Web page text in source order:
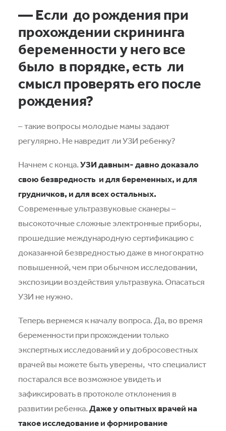
— Если до рождения при
прохождении скрининга
беременности у него все
было в порядке, есть ли
смысл проверять его после
рождения?
– такие вопросы молодые мамы задают
регулярно. Не навредит ли УЗИ ребенку?
Начнем с конца.УЗИ давным- давно доказало
свою безвредность и для беременных, и для
грудничков, и для всех остальных.
Современные ультразвуковые сканеры –
высокоточные сложные электронные приборы,
прошедшие международную сертификацию с
доказанной безвредностью даже в многократно
повышенной, чем при обычном исследовании,
экспозиции воздействия ультразвука. Опасаться
УЗИ не нужно.
Теперь вернемся к началу вопроса. Да, во время
беременности при прохождении только
экспертных исследований и у добросовестных
врачей вы можете быть уверены, что специалист
постарался все возможное увидеть и
зафиксировать в протоколе отклонения в
развитии ребенка.Даже у опытных врачей на
такое исследование и формирование